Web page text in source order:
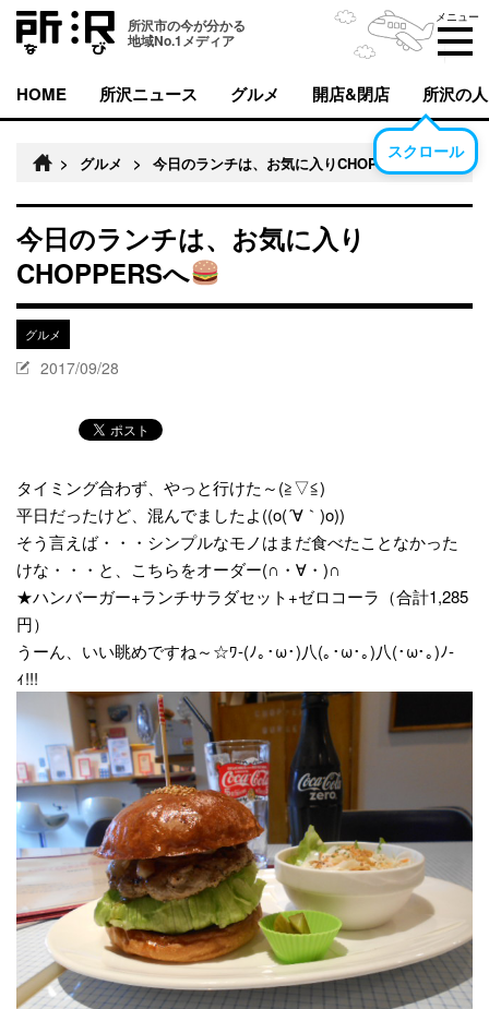
所沢市の今が分かる
地域No.1メディア
メニュー
HOME 所沢ニュース グルメ 開店&閉店 所沢の人
スクロール
> グルメ > 今日のランチは、お気に入りCHOPPERSへ
今日のランチは、お気に入り
CHOPPERSへ
グルメ
2017/09/28
タイミング合わず、やっと行けた～(≧▽≦)
平日だったけど、混んでましたよ((o(´∀｀)o))
そう言えば・・・シンプルなモノはまだ食べたことなかった
けな・・・と、こちらをオーダー(∩・∀・)∩
★ハンバーガー+ランチサラダセット+ゼロコーラ（合計1,285
円）
うーん、いい眺めですね～☆ﾜ-(ﾉ｡･ω･)八(｡･ω･｡)八(･ω･｡)ﾉ-
ｨ!!!